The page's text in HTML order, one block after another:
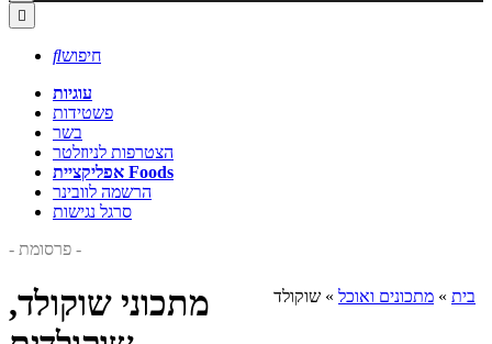

חיפוש
עוגיות
פשטידות
בשר
הצטרפות לניוזלטר
אפליקציית Foods
הרשמה לוובינר
סרגל נגישות
- פרסומת -
בית » מתכונים ואוכל » שוקולד
מתכוני שוקולד,